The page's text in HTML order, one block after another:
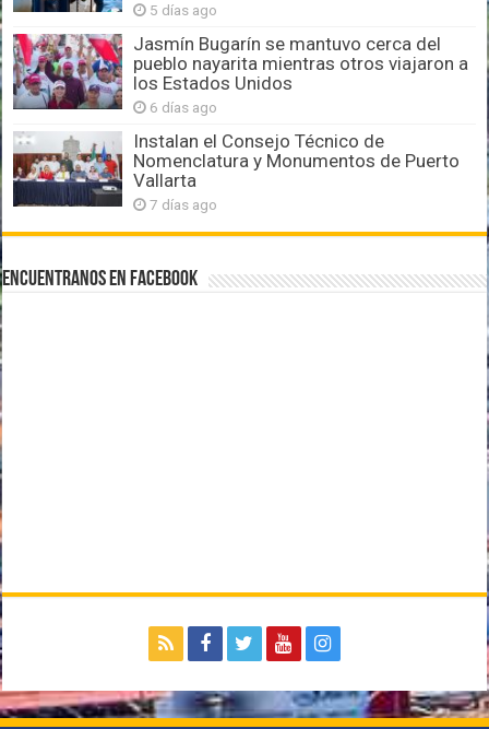
5 días ago
Jasmín Bugarín se mantuvo cerca del
pueblo nayarita mientras otros viajaron a
los Estados Unidos
6 días ago
Instalan el Consejo Técnico de
Nomenclatura y Monumentos de Puerto
Vallarta
7 días ago
Encuentranos en Facebook